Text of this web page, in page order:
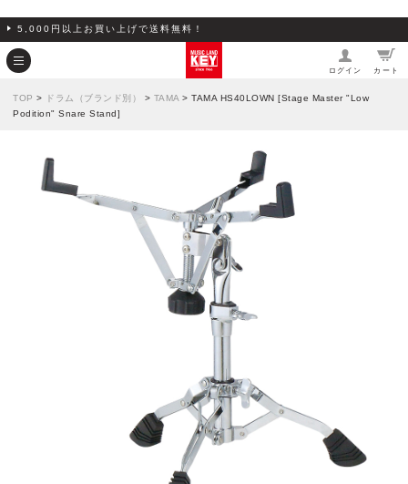
5,000円以上お買い上げで送料無料！
ログイン カート
TOP > ドラム（ブランド別） > TAMA > TAMA HS40LOWN [Stage Master "Low
Podition" Snare Stand]